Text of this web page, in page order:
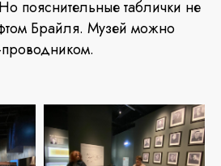
пояснительные таблички не
Брайля. Музей можно
проводником.